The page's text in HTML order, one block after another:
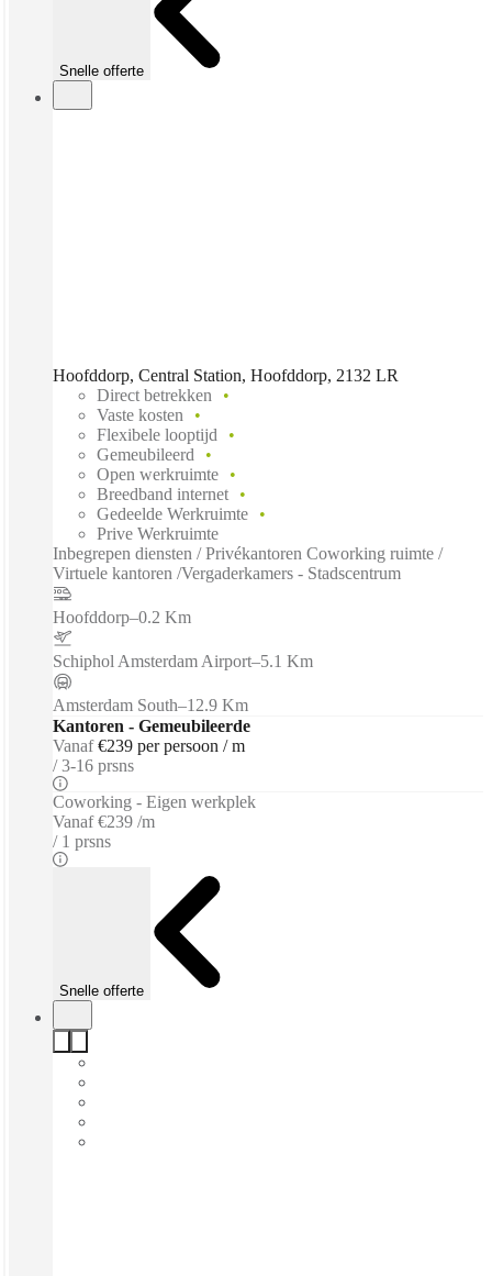
Snelle offerte
Hoofddorp, Central Station, Hoofddorp, 2132 LR
Direct betrekken
Vaste kosten
Flexibele looptijd
Gemeubileerd
Open werkruimte
Breedband internet
Gedeelde Werkruimte
Prive Werkruimte
Inbegrepen diensten / Privékantoren Coworking ruimte /
Virtuele kantoren /Vergaderkamers - Stadscentrum
Hoofddorp–0.2 Km
Schiphol Amsterdam Airport–5.1 Km
Amsterdam South–12.9 Km
Kantoren - Gemeubileerde
Vanaf €239 per persoon / m
3-16 prsns
Coworking - Eigen werkplek
Vanaf €239 /m
1 prsns
Snelle offerte